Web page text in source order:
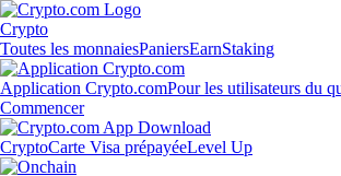
Crypto
Toutes les monnaiesPaniersEarnStaking
Application Crypto.comPour les utilisateurs du
Commencer
CryptoCarte Visa prépayéeLevel Up